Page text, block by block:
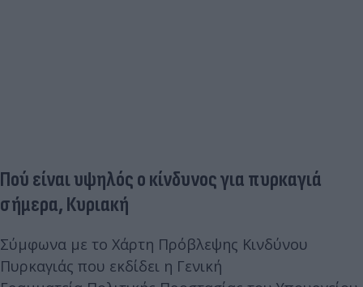
Πού είναι υψηλός ο κίνδυνος για πυρκαγιά
σήμερα, Κυριακή
Σύμφωνα με το Χάρτη Πρόβλεψης Κινδύνου
Πυρκαγιάς που εκδίδει η Γενική